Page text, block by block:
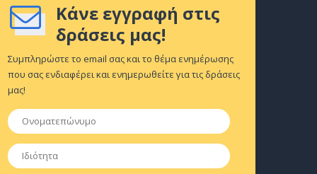
Κάνε εγγραφή στις
δράσεις μας!
Συμπληρώστε το email σας και το θέμα ενημέρωσης
που σας ενδιαφέρει και ενημερωθείτε για τις δράσεις
μας!
Ονοματεπώνυμο
Ιδιότητα